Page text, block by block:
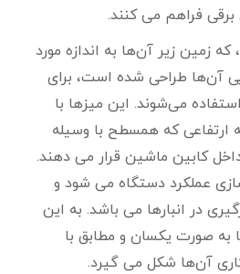
برقی فراهم می‌ کنند.
زمین زیر آن‌ها به اندازه مورد
آن‌ها طراحی شده است، برای
می‌شوند. این میز‌ها با
ارتفاعی که همسطح با وسیله
کابین ماشین قرار می‌ دهند.
عملکرد دستگاه می‌ شود و
در انبارها می‌ باشد. به این
به صورت یکسان و مطابق با
کاری آن‌ها شکل می‌ گیرد.